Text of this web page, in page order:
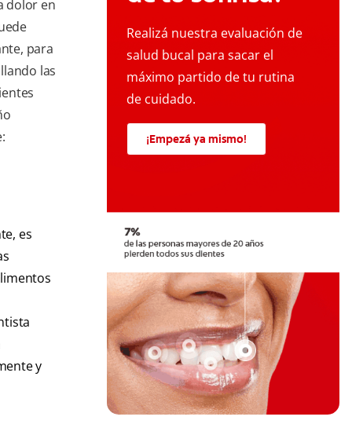
dolor en
para
las
es
y
Realizá nuestra evaluación de
salud bucal para sacar el
máximo partido de tu rutina
de cuidado.
¡Empezá ya mismo!